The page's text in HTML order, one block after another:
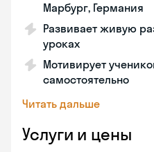
Марбург, Германия
Развивает живую
уроках
Мотивирует
самостоятельно
Читать дальше
Услуги и цены